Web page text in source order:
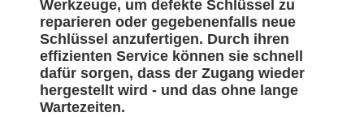
Werkzeuge, um defekte Schlüssel zu
reparieren oder gegebenenfalls neue
Schlüssel anzufertigen. Durch ihren
effizienten Service können sie schnell
dafür sorgen, dass der Zugang wieder
hergestellt wird - und das ohne lange
Wartezeiten.